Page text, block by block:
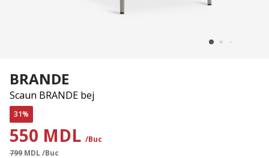
BRANDE
Scaun BRANDE bej
31%
550 MDL /Buc
799 MDL/Buc